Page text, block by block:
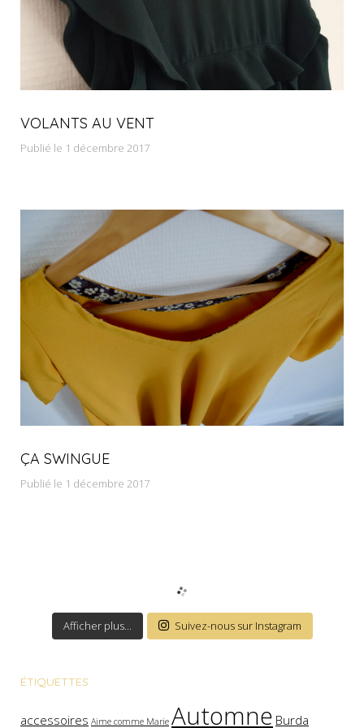
VOLANTS AU VENT
Publié le 1 décembre 2017
ÇA SWINGUE
Publié le 1 décembre 2017
Afficher plus... Suivez-nous sur Instagram
ÉTIQUETTES
accessoires Aime comme Marie Automne Burda